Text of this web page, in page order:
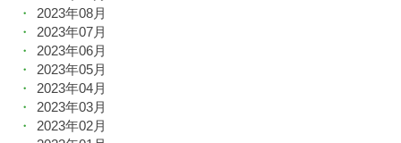
2023年08月
2023年07月
2023年06月
2023年05月
2023年04月
2023年03月
2023年02月